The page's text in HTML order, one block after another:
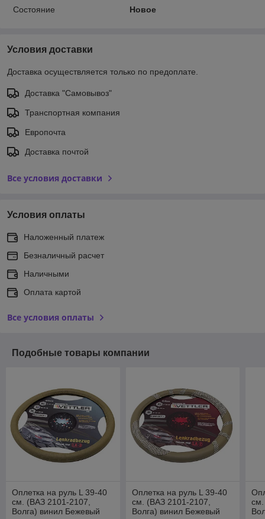
Состояние Новое
Условия доставки
Доставка осуществляется только по предоплате.
Доставка "Самовывоз"
Транспортная компания
Европочта
Доставка почтой
Все условия доставки
Условия оплаты
Наложенный платеж
Безналичный расчет
Наличными
Оплата картой
Все условия оплаты
Подобные товары компании
Оплетка на руль L 39-40
см. (ВАЗ 2101-2107,
Волга) винил Бежевый
Оплетка на руль L 39-40
см. (ВАЗ 2101-2107,
Волга) винил Бежевый